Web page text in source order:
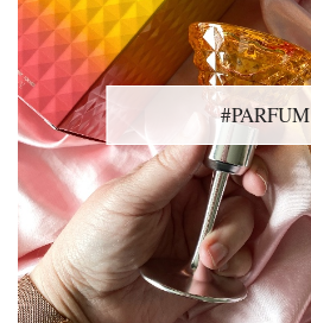
#PARFUM